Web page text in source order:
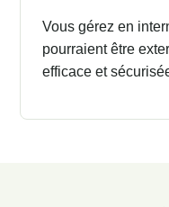
Vous gérez en
pourraient être
efficace et